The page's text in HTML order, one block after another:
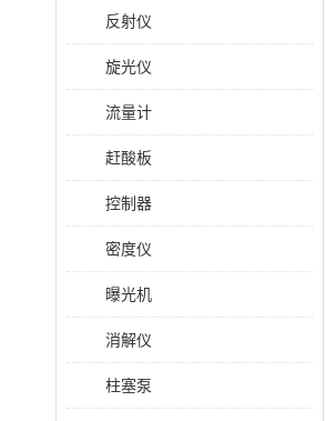
反射仪
旋光仪
流量计
赶酸板
控制器
密度仪
曝光机
消解仪
柱塞泵